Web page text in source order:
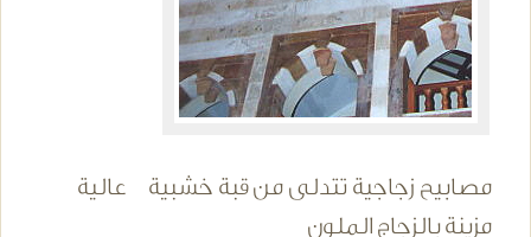
مصابيح زجاجية تتدلى من قبة خشبية عالية
مزينة بالزجاج الملون